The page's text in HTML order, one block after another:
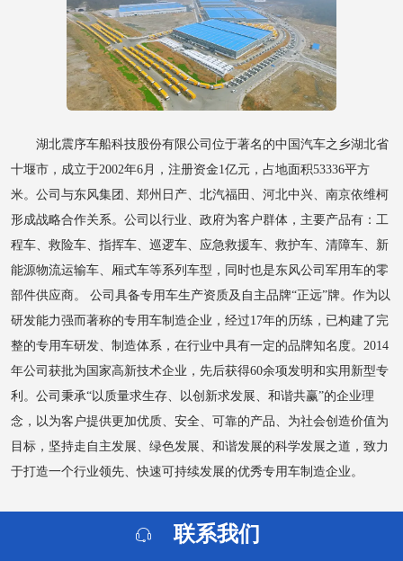
湖北震序车船科技股份有限公司位于著名的中国汽车之乡湖北省
十堰市，成立于2002年6月，注册资金1亿元，占地面积53336平方
米。公司与东风集团、郑州日产、北汽福田、河北中兴、南京依维柯
形成战略合作关系。公司以行业、政府为客户群体，主要产品有：工
程车、救险车、指挥车、巡逻车、应急救援车、救护车、清障车、新
能源物流运输车、厢式车等系列车型，同时也是东风公司军用车的零
部件供应商。 公司具备专用车生产资质及自主品牌“正远”牌。作为以
研发能力强而著称的专用车制造企业，经过17年的历练，已构建了完
整的专用车研发、制造体系，在行业中具有一定的品牌知名度。2014
年公司获批为国家高新技术企业，先后获得60余项发明和实用新型专
利。公司秉承“以质量求生存、以创新求发展、和谐共赢”的企业理
念，以为客户提供更加优质、安全、可靠的产品、为社会创造价值为
目标，坚持走自主发展、绿色发展、和谐发展的科学发展之道，致力
于打造一个行业领先、快速可持续发展的优秀专用车制造企业。
联系我们